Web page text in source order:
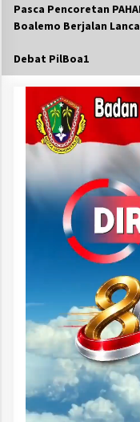
Pasca Pencoretan
Boalemo Berjalan
Debat PilBoa1